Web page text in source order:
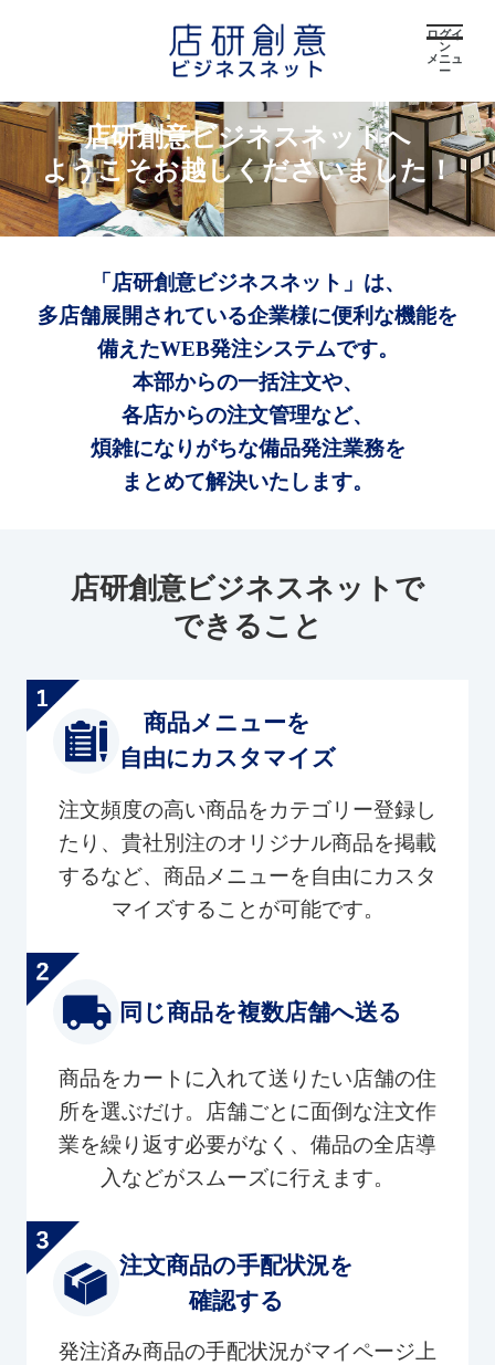
ログイ
ン
メニュ
ー
店研創意ビジネスネットへ
ようこそお越しくださいました！
「店研創意ビジネスネット」は、
多店舗展開されている企業様に便利な機能を
備えたWEB発注システムです。
本部からの一括注文や、
各店からの注文管理など、
煩雑になりがちな備品発注業務を
まとめて解決いたします。
店研創意ビジネスネットで
できること
商品メニューを
自由にカスタマイズ
注文頻度の高い商品をカテゴリー登録し
たり、貴社別注のオリジナル商品を掲載
するなど、商品メニューを自由にカスタ
マイズすることが可能です。
同じ商品を複数店舗へ送る
商品をカートに入れて送りたい店舗の住
所を選ぶだけ。店舗ごとに面倒な注文作
業を繰り返す必要がなく、備品の全店導
入などがスムーズに行えます。
注文商品の手配状況を
確認する
発注済み商品の手配状況がマイページ上